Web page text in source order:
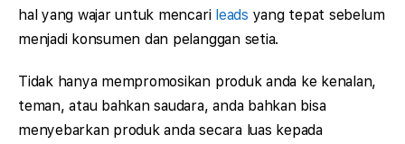
hal yang wajar untuk mencari leads yang tepat sebelum
menjadi konsumen dan pelanggan setia.
Tidak hanya mempromosikan produk anda ke kenalan,
teman, atau bahkan saudara, anda bahkan bisa
menyebarkan produk anda secara luas kepada